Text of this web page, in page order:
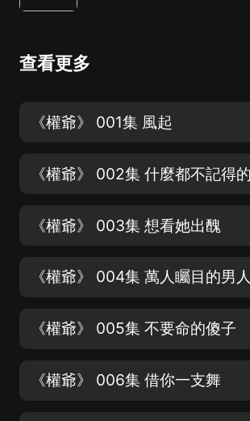
查看更多
《權爺》 001集 風起
《權爺》 003集 想看她出醜
《權爺》 004集 萬人矚目的男人
《權爺》 005集 不要命的傻子
《權爺》 006集 借你一支舞